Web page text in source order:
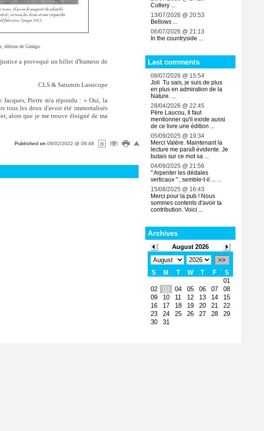
édition de Ginkgo.
a provoqué un billet d'humeur de
CLS & Saturnin Lassicope
Pierre m'a répondu : « Oui, la
tous les deux d'avoir été immortalisés
alors que je me trouve éloigné de ma
Published on 08/02/2022 @ 09:49
Cutlery ...
13/07/2026 @ 20:53
Bellows ...
06/07/2026 @ 21:13
In the countryside ...
Last comments
08/07/2026 @ 15:54
Joli Tu sais, je suis de plus
en plus en admiration de la
Nature. ...
28/04/2026 @ 22:45
Père Laucou, Il faut
mentionner qu'il existe aussi
de ce livre une édition ...
05/09/2025 @ 19:34
Merci Valère. Maintenant la
lecture me paraît évidente. Je
butais sur ce mot sa ...
04/09/2025 @ 21:56
" Arpenter les dédales
verticaux " , semble-t-il ... ...
15/08/2025 @ 16:43
Merci pour la pub ! Nous
sommes contents d'avoir ta
contribution. Voici ...
Archives
August 2026
>>
S
M T W T F
S
01
02
03 04 05 06 07
08
09
10 11 12 13 14
15
16
17 18 19 20 21
22
23
24 25 26 27 28
29
30
31